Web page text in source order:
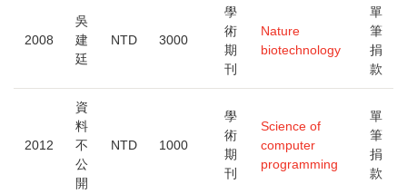
2008
吳
建
廷
NTD 3000
學
術
期
刊
Nature
biotechnology
單
筆
捐
款
2012
資
料
不
公
開
NTD 1000
學
術
期
刊
Science of
computer
programming
單
筆
捐
款